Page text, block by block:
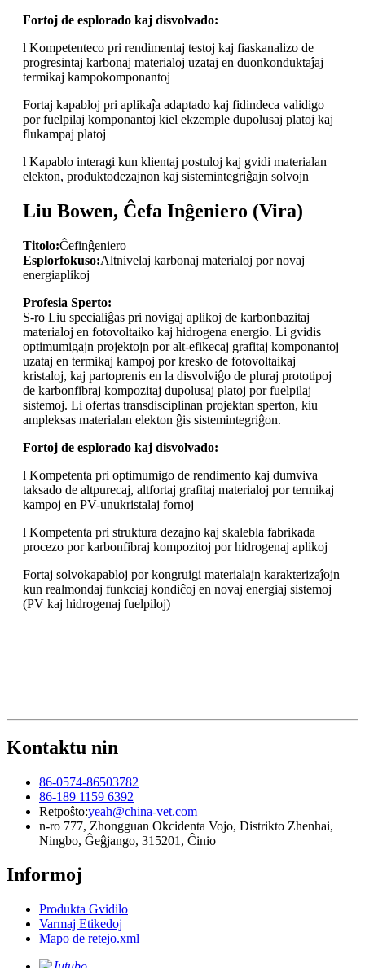
Fortoj de esplorado kaj disvolvado:
l Kompetenteco pri rendimentaj testoj kaj fiaskanalizo de
progresintaj karbonaj materialoj uzataj en duonkonduktaĵaj
termikaj kampokomponantoj
Fortaj kapabloj pri aplikaĵa adaptado kaj fidindeca validigo
por fuelpilaj komponantoj kiel ekzemple dupolusaj platoj kaj
flukampaj platoj
l Kapablo interagi kun klientaj postuloj kaj gvidi materialan
elekton, produktodezajnon kaj sistemintegriĝajn solvojn
Liu Bowen, Ĉefa Inĝeniero (Vira)
Titolo:Ĉefinĝeniero
Esplorfokuso:Altnivelaj karbonaj materialoj por novaj
energiaplikoj
Profesia Sperto:
S-ro Liu specialiĝas pri novigaj aplikoj de karbonbazitaj
materialoj en fotovoltaiko kaj hidrogena energio. Li gvidis
optimumigajn projektojn por alt-efikecaj grafitaj komponantoj
uzataj en termikaj kampoj por kresko de fotovoltaikaj
kristaloj, kaj partoprenis en la disvolviĝo de pluraj prototipoj
de karbonfibraj kompozitaj dupolusaj platoj por fuelpilaj
sistemoj. Li ofertas transdisciplinan projektan sperton, kiu
ampleksas materialan elekton ĝis sistemintegriĝon.
Fortoj de esplorado kaj disvolvado:
l Kompetenta pri optimumigo de rendimento kaj dumviva
taksado de altpurecaj, altfortaj grafitaj materialoj por termikaj
kampoj en PV-unukristalaj fornoj
l Kompetenta pri struktura dezajno kaj skalebla fabrikada
procezo por karbonfibraj kompozitoj por hidrogenaj aplikoj
Fortaj solvokapabloj por kongruigi materialajn karakterizaĵojn
kun realmondaj funkciaj kondiĉoj en novaj energiaj sistemoj
(PV kaj hidrogenaj fuelpiloj)
Kontaktu nin
86-0574-86503782
86-189 1159 6392
Retpoŝto:yeah@china-vet.com
n-ro 777, Zhongguan Okcidenta Vojo, Distrikto Zhenhai,
Ningbo, Ĝeĝjango, 315201, Ĉinio
Informoj
Produkta Gvidilo
Varmaj Etikedoj
Mapo de retejo.xml